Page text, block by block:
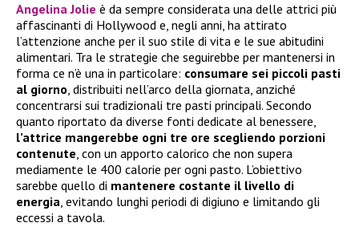
Angelina Jolie è da sempre considerata una delle attrici più
affascinanti di Hollywood e, negli anni, ha attirato
l’attenzione anche per il suo stile di vita e le sue abitudini
alimentari. Tra le strategie che seguirebbe per mantenersi in
forma ce n’è una in particolare: consumare sei piccoli pasti
al giorno, distribuiti nell’arco della giornata, anziché
concentrarsi sui tradizionali tre pasti principali. Secondo
quanto riportato da diverse fonti dedicate al benessere,
l’attrice mangerebbe ogni tre ore scegliendo porzioni
contenute, con un apporto calorico che non supera
mediamente le 400 calorie per ogni pasto. L’obiettivo
sarebbe quello di mantenere costante il livello di
energia, evitando lunghi periodi di digiuno e limitando gli
eccessi a tavola.